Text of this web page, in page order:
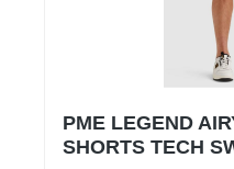
PME LEGEND
SHORTS TECH